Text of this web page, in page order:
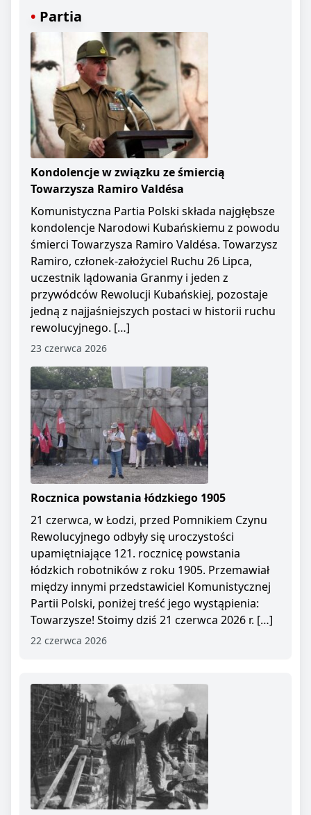
Partia
Kondolencje w związku ze śmiercią
Towarzysza Ramiro Valdésa
Komunistyczna Partia Polski składa najgłębsze
kondolencje Narodowi Kubańskiemu z powodu
śmierci Towarzysza Ramiro Valdésa. Towarzysz
Ramiro, członek-założyciel Ruchu 26 Lipca,
uczestnik lądowania Granmy i jeden z
przywódców Rewolucji Kubańskiej, pozostaje
jedną z najjaśniejszych postaci w historii ruchu
rewolucyjnego. […]
23 czerwca 2026
Rocznica powstania łódzkiego 1905
21 czerwca, w Łodzi, przed Pomnikiem Czynu
Rewolucyjnego odbyły się uroczystości
upamiętniające 121. rocznicę powstania
łódzkich robotników z roku 1905. Przemawiał
między innymi przedstawiciel Komunistycznej
Partii Polski, poniżej treść jego wystąpienia:
Towarzysze! Stoimy dziś 21 czerwca 2026 r. […]
22 czerwca 2026